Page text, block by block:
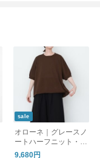
sale
オローネ｜グレースノ
ートハーフニット・P
O-26041
9,680円